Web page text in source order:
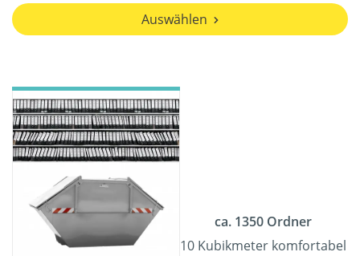
Auswählen
ca. 1350 Ordner
10 Kubikmeter komfortabel